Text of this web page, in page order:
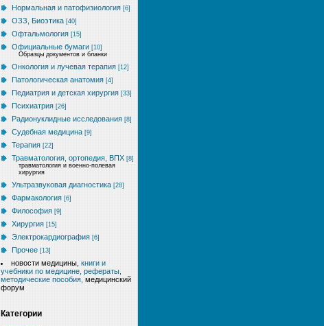
Нормальная и патофизиология [6]
ОЗЗ, Биоэтика [40]
Офтальмология [15]
Официальные бумаги [10]
Образцы документов и бланки
Онкология и лучевая терапия [12]
Патологическая анатомия [4]
Педиатрия и детская хирургия [33]
Психиатрия [26]
Радионуклидные исследования [8]
Судебная медицина [9]
Терапия [22]
Травматология, ортопедия, ВПХ [8]
травматология и военно-полевая
хирургия
Ультразвуковая диагностика [28]
Фармакология [6]
Философия [9]
Хирургия [15]
Электрокардиография [6]
Прочее [13]
новости медицины, книги и
учебники по медицине, рефераты,
методические пособия, медицинский
форум
Категории